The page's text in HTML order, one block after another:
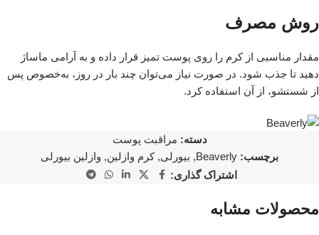
روش مصرف
مقدار مناسبی از کرم را روی پوست تمیز قرار داده و به آرامی ماساژ
دهید تا جذب شود. در صورت نیاز می‌توان چند بار در روز، به‌خصوص پس
از شستشو، از آن استفاده کرد.
دسته: مراقبت پوست
برچسب: Beaverly
, بیورلی, کرم وازلین, وازلین بیورلی
اشتراک گذاری:
محصولات مشابه